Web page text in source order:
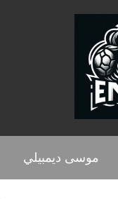
موسى ديمبيلي